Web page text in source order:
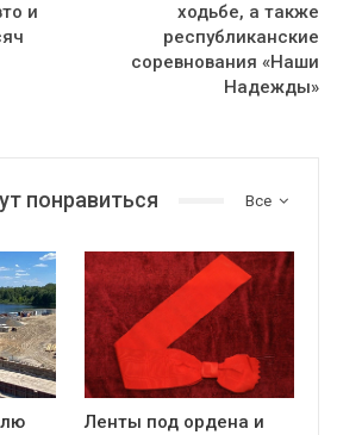
и
ходьбе, а также
республиканские
соревнования «Наши
Надежды»
Все
понравиться
Ленты под ордена и